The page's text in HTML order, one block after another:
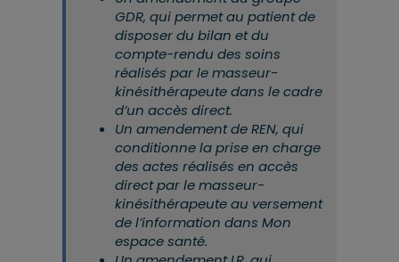
GDR, qui permet au patient de
disposer du bilan et du
compte-rendu des soins
réalisés par le masseur-
kinésithérapeute dans le cadre
d’un accès direct.
Un amendement de REN, qui
conditionne la prise en charge
des actes réalisés en accès
direct par le masseur-
kinésithérapeute au versement
de l’information dans Mon
espace santé.